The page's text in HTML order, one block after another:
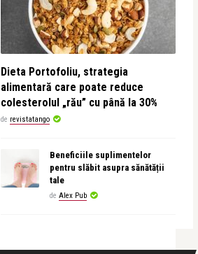
Dieta Portofoliu, strategia
alimentară care poate reduce
colesterolul „rău” cu până la 30%
de revistatango
Beneficiile suplimentelor
pentru slăbit asupra sănătății
tale
de Alex Pub